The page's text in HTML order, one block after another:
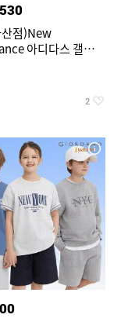
점)New
아디다스 갤럭시
2